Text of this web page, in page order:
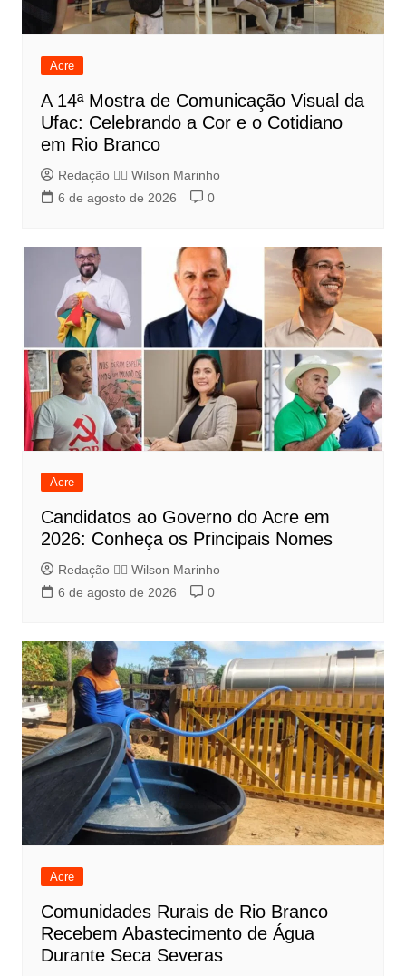
Acre
A 14ª Mostra de Comunicação Visual da
Ufac: Celebrando a Cor e o Cotidiano
em Rio Branco
Redação 👨‍⚖️​ Wilson Marinho
6 de agosto de 2026
0
Acre
Candidatos ao Governo do Acre em
2026: Conheça os Principais Nomes
Redação 👨‍⚖️​ Wilson Marinho
6 de agosto de 2026
0
Acre
Comunidades Rurais de Rio Branco
Recebem Abastecimento de Água
Durante Seca Severas